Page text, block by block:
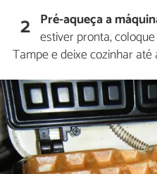
2 Pré-aqueça a
estiver pronta,
Tampe e deixe cozinhar